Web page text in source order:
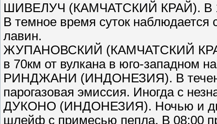
ШИВЕЛУЧ (КАМЧАТСКИЙ КРАЙ). В
В темное время суток наблюдается
лавин.
ЖУПАНОВСКИЙ (КАМЧАТСКИЙ
в 70км от вулкана в юго-западном
РИНДЖАНИ (ИНДОНЕЗИЯ). В
парогазовая эмиссия. Иногда с
ДУКОНО (ИНДОНЕЗИЯ). Ночью и
шлейф с примесью пепла. В 08:00